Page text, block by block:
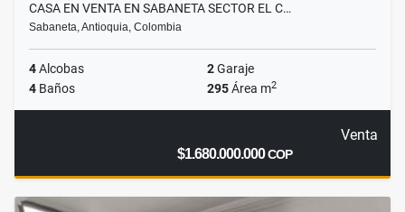
CASA EN VENTA EN SABANETA SECTOR EL C…
Sabaneta, Antioquia, Colombia
4Alcobas 2Garaje
4 Baños 295Área m2
Venta
$1.680.000.000COP